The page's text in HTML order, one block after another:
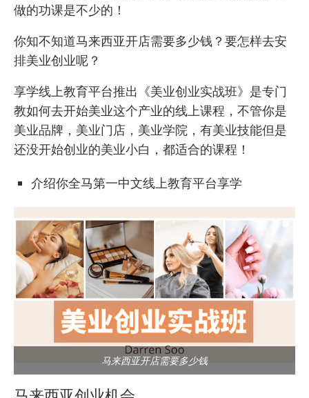
做的功课是不少的！
你知不知道马来西亚开店需要多少钱？要怎样去安
排美业创业呢？
享学线上教育平台推出《美业创业实战班》是专门
教如何去开始美业这个产业的线上课程，不管你是
美业品牌，美业门店，美业学院，有美业技能但是
还没开始创业的美业小白，都适合的课程！
介绍你全马第一中文线上教育平台享学
马来西亚开店需要多少钱